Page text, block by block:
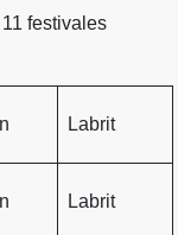
festivales
Labrit
Labrit